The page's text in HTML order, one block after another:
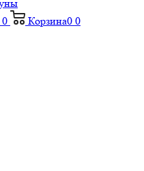
0 Корзина0 0